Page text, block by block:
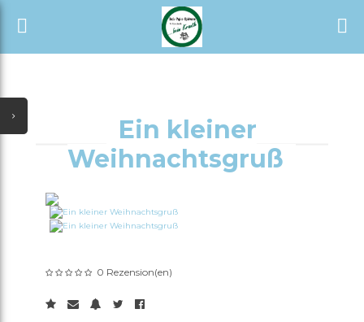
Ein kleiner
Weihnachtsgruß
0 Rezension(en)
START
SONDERANGEBOTE
ALLE VERKÄUFER